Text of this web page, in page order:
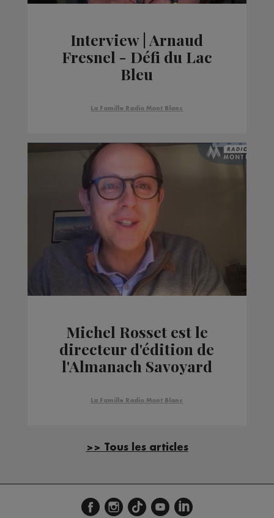
Interview | Arnaud
Fresnel - Défi du Lac
Bleu
La Famille Radio Mont Blanc
Michel Rosset est le
directeur d'édition de
l'Almanach Savoyard
La Famille Radio Mont Blanc
>> Tous les articles